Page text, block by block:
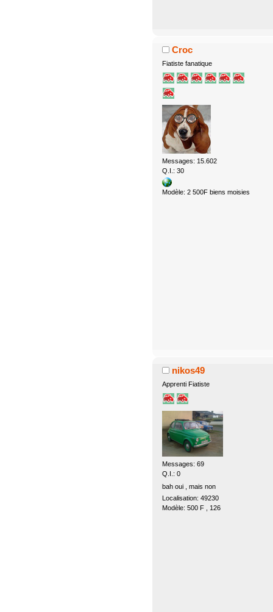
Croc
Fiatiste fanatique
Messages: 15.602
Q.I.: 30
Modèle: 2 500F biens moisies
nikos49
Apprenti Fiatiste
Messages: 69
Q.I.: 0
bah oui , mais non
Localisation: 49230
Modèle: 500 F , 126